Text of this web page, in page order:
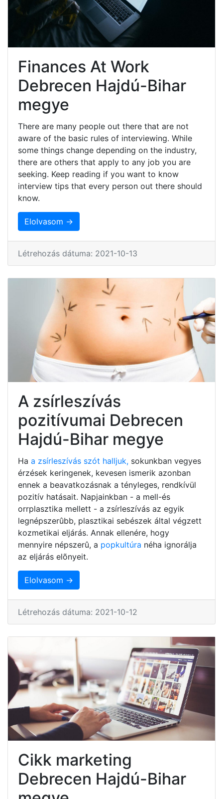
Finances At Work
Debrecen Hajdú-Bihar
megye
There are many people out there that are not
aware of the basic rules of interviewing. While
some things change depending on the industry,
there are others that apply to any job you are
seeking. Keep reading if you want to know
interview tips that every person out there should
know.
Elolvasom →
Létrehozás dátuma: 2021-10-13
A zsírleszívás
pozitívumai Debrecen
Hajdú-Bihar megye
Ha a zsírleszívás szót halljuk, sokunkban vegyes
érzések keringenek, kevesen ismerik azonban
ennek a beavatkozásnak a tényleges, rendkívül
pozitív hatásait. Napjainkban - a mell-és
orrplasztika mellett - a zsírleszívás az egyik
legnépszerûbb, plasztikai sebészek által végzett
kozmetikai eljárás. Annak ellenére, hogy
mennyire népszerû, a popkultúra néha ignorálja
az eljárás elõnyeit.
Elolvasom →
Létrehozás dátuma: 2021-10-12
Cikk marketing
Debrecen Hajdú-Bihar